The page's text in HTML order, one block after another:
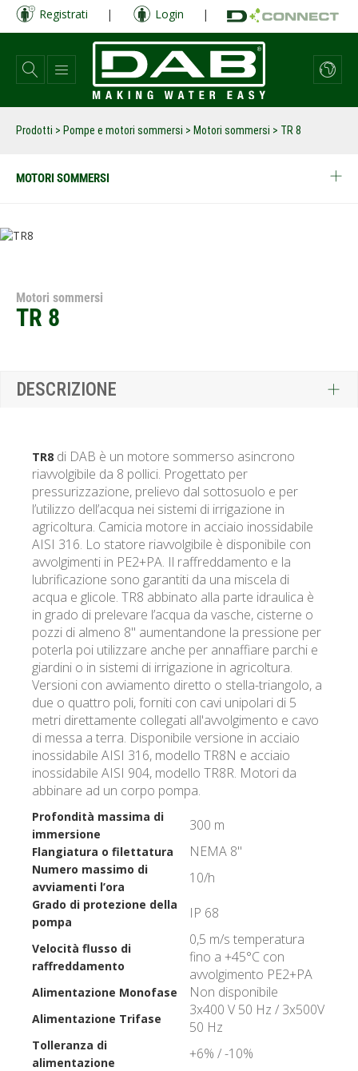
Salta
contenuto
principale
Registrati | Login |
Prodotti > Pompe e motori sommersi > Motori sommersi > TR 8
MOTORI SOMMERSI
Motori sommersi
TR 8
DESCRIZIONE
TR8 di DAB è un motore sommerso asincrono
riavvolgibile da 8 pollici. Progettato per
pressurizzazione, prelievo dal sottosuolo e per
l’utilizzo dell’acqua nei sistemi di irrigazione in
agricoltura. Camicia motore in acciaio inossidabile
AISI 316. Lo statore riavvolgibile è disponibile con
avvolgimenti in PE2+PA. Il raffreddamento e la
lubrificazione sono garantiti da una miscela di
acqua e glicole. TR8 abbinato alla parte idraulica è
in grado di prelevare l’acqua da vasche, cisterne o
pozzi di almeno 8" aumentandone la pressione per
poterla poi utilizzare anche per annaffiare parchi e
giardini o in sistemi di irrigazione in agricoltura.
Versioni con avviamento diretto o stella-triangolo, a
due o quattro poli, forniti con cavi unipolari di 5
metri direttamente collegati all'avvolgimento e cavo
di messa a terra. Disponibile versione in acciaio
inossidabile AISI 316, modello TR8N e acciaio
inossidabile AISI 904, modello TR8R. Motori da
abbinare ad un corpo pompa.
Profondità massima di
immersione
300 m
Flangiatura o filettatura NEMA 8"
Numero massimo di
avviamenti l’ora
10/h
Grado di protezione della
pompa
IP 68
Velocità flusso di
raffreddamento
0,5 m/s temperatura
fino a +45°C con
avvolgimento PE2+PA
Alimentazione Monofase Non disponibile
Alimentazione Trifase
3x400 V 50 Hz / 3x500V
50 Hz
Tolleranza di
alimentazione
+6% / -10%